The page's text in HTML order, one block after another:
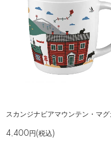
スカンジナビアマウンテン・マ
4,400円(税込)